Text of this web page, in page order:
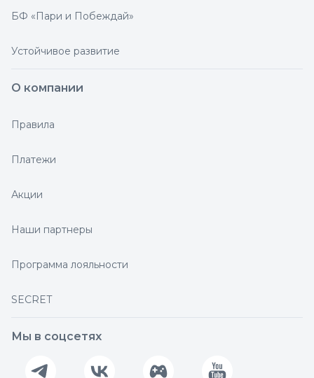
БФ «Пари и Побеждай»
Устойчивое развитие
О компании
Правила
Платежи
Акции
Наши партнеры
Программа лояльности
SECRET
Мы в соцсетях